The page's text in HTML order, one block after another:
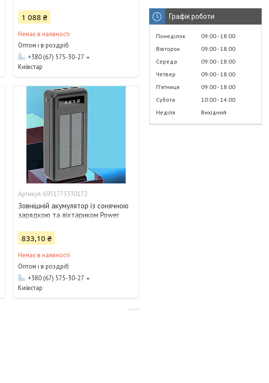
1 088 ₴
Немає в наявності
Оптом і в роздріб
+380 (67) 575-30-27
Київстар
6951775330172
Зовнішній акумулятор із сонячною
зарядкою та ліхтариком Power
833,10 ₴
Немає в наявності
Оптом і в роздріб
+380 (67) 575-30-27
Київстар
Графік роботи
Понеділок 09:00 18:00
Вівторок
09:00 18:00
Середа
09:00 18:00
Четвер
09:00 18:00
Пʼятниця
09:00 18:00
Субота
10:00 14:00
Неділя
Вихідний